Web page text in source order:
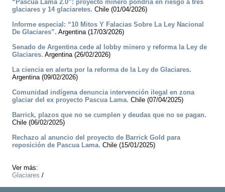
“Pascua Lama 2.0”: proyecto minero pondría en riesgo a tres
glaciares y 14 glaciaretes. Chile (01/04/2026)
Informe especial: “10 Mitos Y Falacias Sobre La Ley Nacional
De Glaciares”. Argentina (17/03/2026)
Senado de Argentina cede al lobby minero y reforma la Ley de
Glaciares. Argentina (26/02/2026)
La ciencia en alerta por la reforma de la Ley de Glaciares.
Argentina (09/02/2026)
Comunidad indígena denuncia intervención ilegal en zona
glaciar del ex proyecto Pascua Lama. Chile (07/04/2025)
Barrick, plazos que no se cumplen y deudas que no se pagan.
Chile (06/02/2025)
Rechazo al anuncio del proyecto de Barrick Gold para
reposición de Pascua Lama. Chile (15/01/2025)
Ver más:
Glaciares /